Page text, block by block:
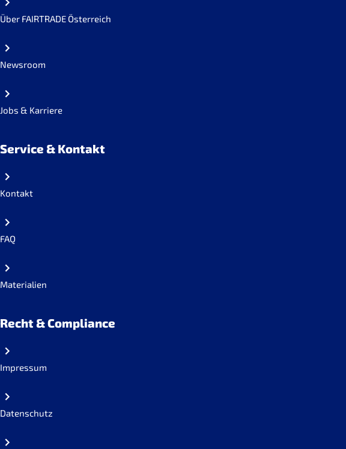
Über FAIRTRADE Österreich
Newsroom
Jobs & Karriere
Service & Kontakt
Kontakt
FAQ
Materialien
Recht & Compliance
Impressum
Datenschutz